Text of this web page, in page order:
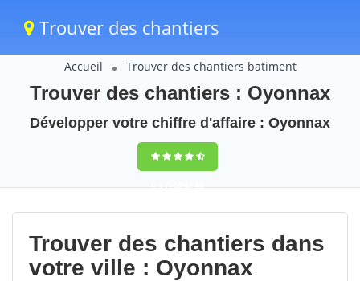
Trouver des chantiers
Accueil Trouver des chantiers batiment
Trouver des chantiers : Oyonnax
Développer votre chiffre d'affaire : Oyonnax
9,5(100%)40
votes
Trouver des chantiers dans
votre ville : Oyonnax